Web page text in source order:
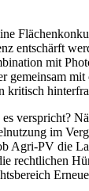
entschärft
mit
verspricht?
im
PV die